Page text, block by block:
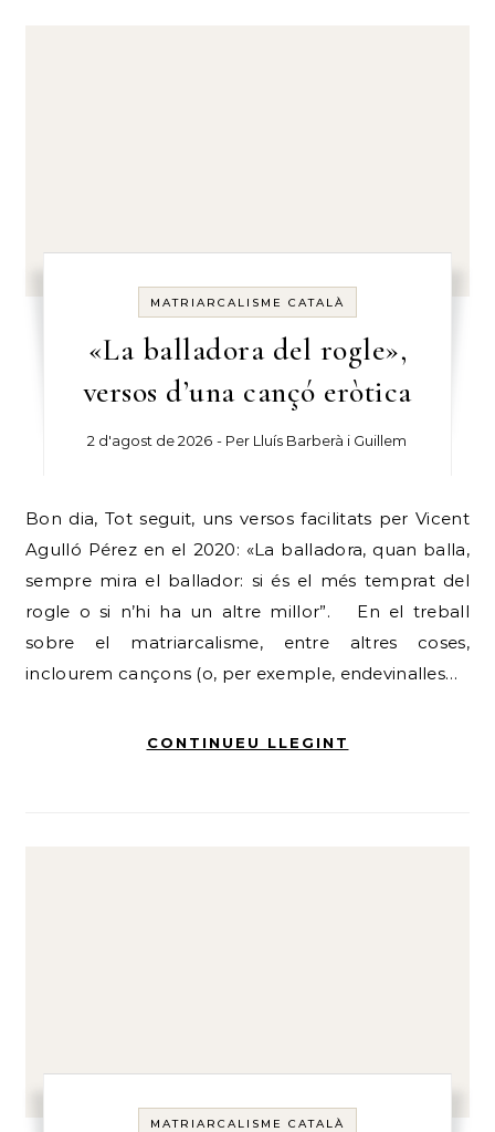
MATRIARCALISME CATALÀ
«La balladora del rogle»,
versos d’una cançó eròtica
2 d'agost de 2026 - Per Lluís Barberà i Guillem
Bon dia, Tot seguit, uns versos facilitats per Vicent
Agulló Pérez en el 2020: «La balladora, quan balla,
sempre mira el ballador: si és el més temprat del
rogle o si n’hi ha un altre millor”. En el treball
sobre el matriarcalisme, entre altres coses,
inclourem cançons (o, per exemple, endevinalles…
CONTINUEU LLEGINT
MATRIARCALISME CATALÀ